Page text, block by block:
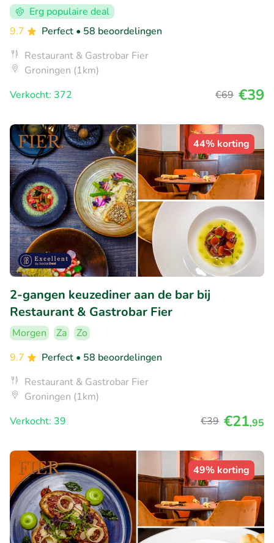
Erg populaire deal
9.7
Perfect • 58 beoordelingen
Restaurant & Gastrobar Fier
Groningen (1km)
Verkocht: 372
€69 €39
44% korting
2-gangen keuzediner aan de bar bij
Restaurant & Gastrobar Fier
Morgen Za
Zo
9.7
Perfect • 58 beoordelingen
Restaurant & Gastrobar Fier
Groningen (1km)
Verkocht: 39
€39 €21,95
49% korting